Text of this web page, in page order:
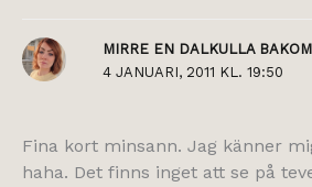
MIRRE EN DALKULLA
4 JANUARI, 2011 KL. 19:50
Fina kort minsann. Jag känner
haha. Det finns inget att se på